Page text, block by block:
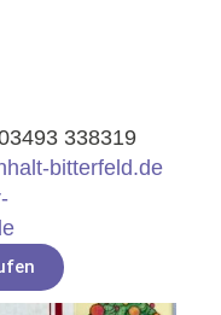
338319
bitterfeld.de